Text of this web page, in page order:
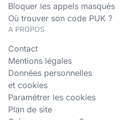
Bloquer les appels masqués
Où trouver son code PUK ?
A PROPOS
Contact
Mentions légales
Données personnelles
et cookies
Paramétrer les cookies
Plan de site